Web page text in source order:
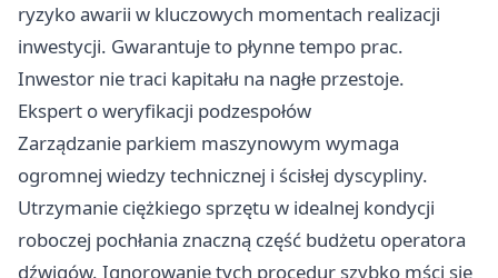
ryzyko awarii w kluczowych momentach realizacji
inwestycji. Gwarantuje to płynne tempo prac.
Inwestor nie traci kapitału na nagłe przestoje.
Ekspert o weryfikacji podzespołów
Zarządzanie parkiem maszynowym wymaga
ogromnej wiedzy technicznej i ścisłej dyscypliny.
Utrzymanie ciężkiego sprzętu w idealnej kondycji
roboczej pochłania znaczną część budżetu operatora
dźwigów. Ignorowanie tych procedur szybko mści się